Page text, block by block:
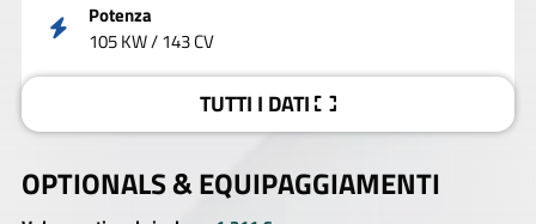
Potenza
105 KW / 143 CV
TUTTI I DATI
OPTIONALS &EQUIPAGGIAMENTI